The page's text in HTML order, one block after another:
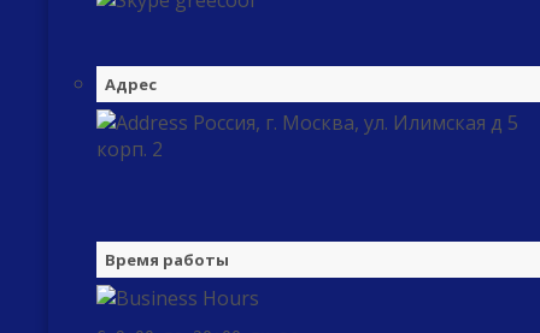
Адрес
Россия, г. Москва, ул. Илимская д 5
корп. 2
Время работы